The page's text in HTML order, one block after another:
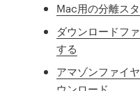
Mac用の分離ス
ダウンロードフ
する
アマゾンファイ